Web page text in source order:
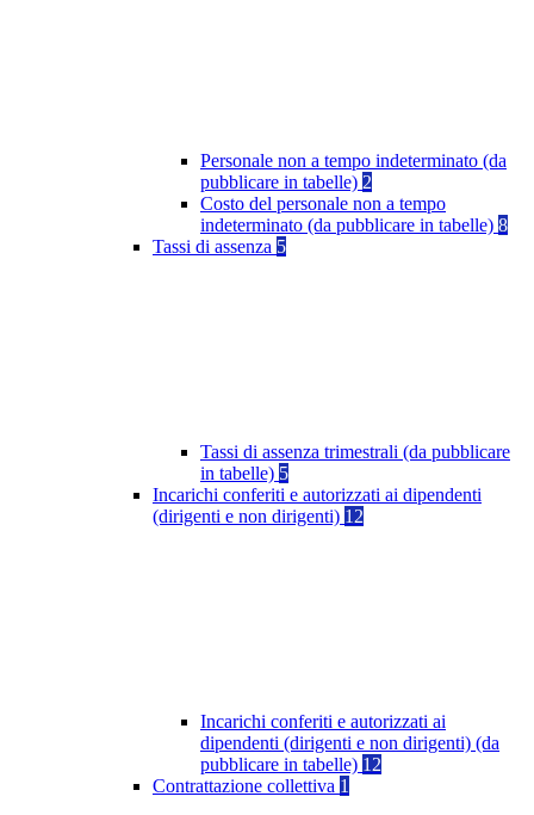
Personale non a tempo indeterminato (da
pubblicare in tabelle) 2
Costo del personale non a tempo
indeterminato (da pubblicare in tabelle) 8
Tassi di assenza 5
Tassi di assenza trimestrali (da pubblicare
in tabelle) 5
Incarichi conferiti e autorizzati ai dipendenti
(dirigenti e non dirigenti) 12
Incarichi conferiti e autorizzati ai
dipendenti (dirigenti e non dirigenti) (da
pubblicare in tabelle) 12
Contrattazione collettiva 1